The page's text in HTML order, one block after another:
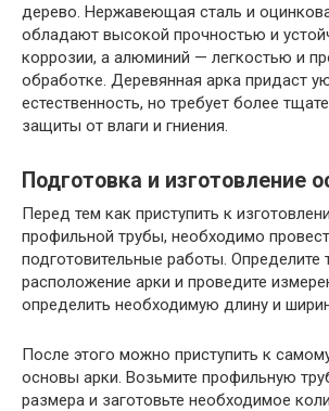
дерево. Нержавеющая сталь и
обладают высокой прочностью и
коррозии, а алюминий — легкостью и
обработке. Деревянная арка придаст
естественность, но требует более
защиты от влаги и гниения.
Подготовка и изготовление
Перед тем как приступить к
профильной трубы, необходимо
подготовительные работы. Определите
расположение арки и проведите
определить необходимую длину и
После этого можно приступить к
основы арки. Возьмите профильную
размера и заготовьте необходимое